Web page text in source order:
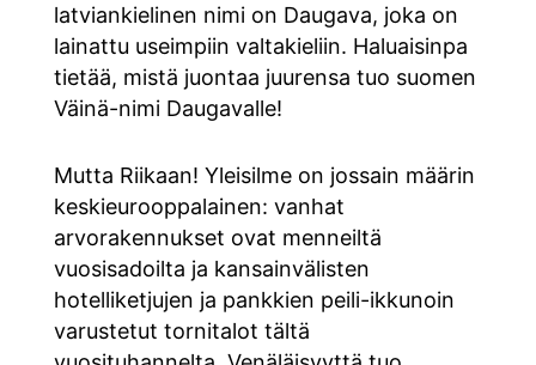
latviankielinen nimi on Daugava, joka on
lainattu useimpiin valtakieliin. Haluaisinpa
tietää, mistä juontaa juurensa tuo suomen
Väinä-nimi Daugavalle!
Mutta Riikaan! Yleisilme on jossain määrin
keskieurooppalainen: vanhat
arvorakennukset ovat menneiltä
vuosisadoilta ja kansainvälisten
hotelliketjujen ja pankkien peili-ikkunoin
varustetut tornitalot tältä